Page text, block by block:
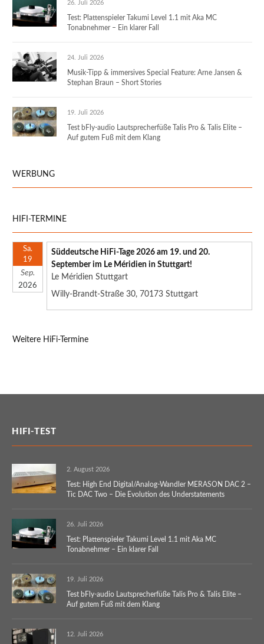
26. Juli 2026
Test: Plattenspieler Takumi Level 1.1 mit Aka MC
Tonabnehmer – Ein klarer Fall
24. Juli 2026
Musik-Tipp & immersives Special Feature: Arne Jansen &
Stephan Braun – Short Stories
19. Juli 2026
Test bFly-audio Lautsprecherfüße Talis Pro & Talis Elite –
Auf gutem Fuß mit dem Klang
WERBUNG
HIFI-TERMINE
Sa.
19
Sep.
2026
Süddeutsche HiFi-Tage 2026 am 19. und 20.
September im Le Méridien in Stuttgart!
Le Méridien Stuttgart
Willy-Brandt-Straße 30, 70173 Stuttgart
Weitere HiFi-Termine
HIFI-TEST
2. August 2026
Test: High End Digital/Analog-Wandler MERASON DAC 2 –
Tic DAC Two – Die Evolution des Understatements
26. Juli 2026
Test: Plattenspieler Takumi Level 1.1 mit Aka MC
Tonabnehmer – Ein klarer Fall
19. Juli 2026
Test bFly-audio Lautsprecherfüße Talis Pro & Talis Elite –
Auf gutem Fuß mit dem Klang
12. Juli 2026